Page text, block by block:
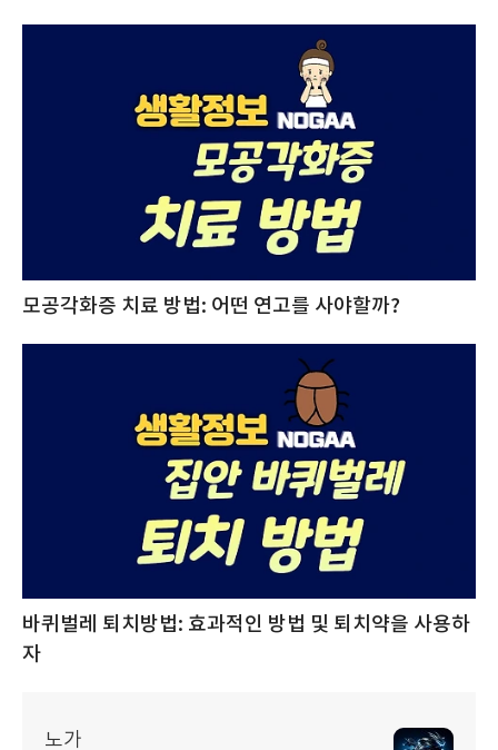
모공각화증 치료 방법: 어떤 연고를 사야할까?
바퀴벌레 퇴치방법: 효과적인 방법 및 퇴치약을 사용하
자
노가